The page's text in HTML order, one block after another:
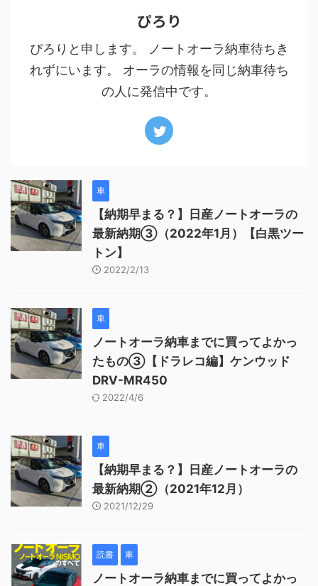
ぴろり
ぴろりと申します。 ノートオーラ納車待ちき
れずにいます。 オーラの情報を同じ納車待ち
の人に発信中です。
車
【納期早まる？】日産ノートオーラの
最新納期③（2022年1月）【白黒ツー
トン】
2022/2/13
車
ノートオーラ納車までに買ってよかっ
たもの③【ドラレコ編】ケンウッド
DRV-MR450
2022/4/6
車
【納期早まる？】日産ノートオーラの
最新納期②（2021年12月）
2021/12/29
読書 車
ノートオーラ納車までに買ってよかっ